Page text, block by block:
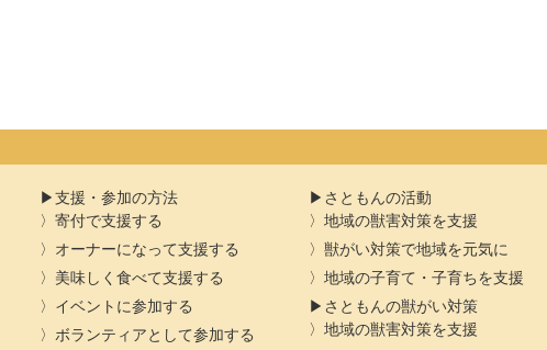
支援・参加の方法
寄付で支援する
オーナーになって支援する
美味しく食べて支援する
イベントに参加する
ボランティアとして参加する
さともんの活動
地域の獣害対策を支援
獣がい対策で地域を元気に
地域の子育て・子育ちを支援
さともんの獣がい対策
地域の獣害対策を支援